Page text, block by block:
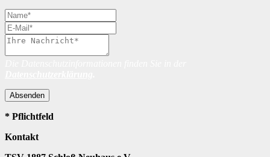
Absenden
* Pflichtfeld
Kontakt